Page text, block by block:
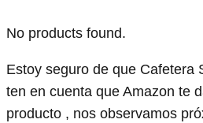
No products found.
Estoy seguro de que Cafetera
ten en cuenta que Amazon te
producto , nos observamos